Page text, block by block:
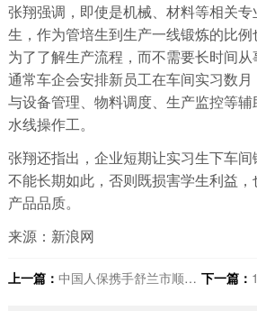
张翔强调，即使是机械、材料等相关
生，作为管培生到生产一线锻炼的比
为了了解生产流程，而不需要长时间从
通常车企会安排新员工在车间实习数
与设备管理、物料调度、生产监控等
水线操作工。
张翔还指出，企业短期让实习生下车
不能长期如此，否则既损害学生利益
产品品质。
来源：新浪网
上一篇： 中国人保携手舒兰市顺通汽车线上嘉年华 下一篇：